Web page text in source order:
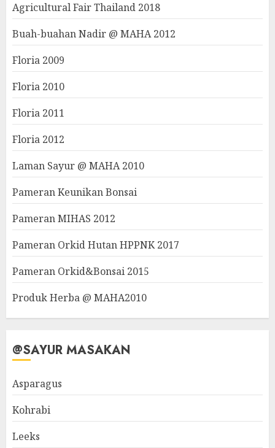
Agricultural Fair Thailand 2018
Buah-buahan Nadir @ MAHA 2012
Floria 2009
Floria 2010
Floria 2011
Floria 2012
Laman Sayur @ MAHA 2010
Pameran Keunikan Bonsai
Pameran MIHAS 2012
Pameran Orkid Hutan HPPNK 2017
Pameran Orkid&Bonsai 2015
Produk Herba @ MAHA2010
@SAYUR MASAKAN
Asparagus
Kohrabi
Leeks